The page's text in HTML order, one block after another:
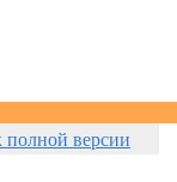
полной версии